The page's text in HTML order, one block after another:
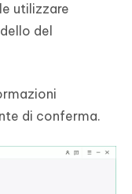
utilizzare
del
di conferma.